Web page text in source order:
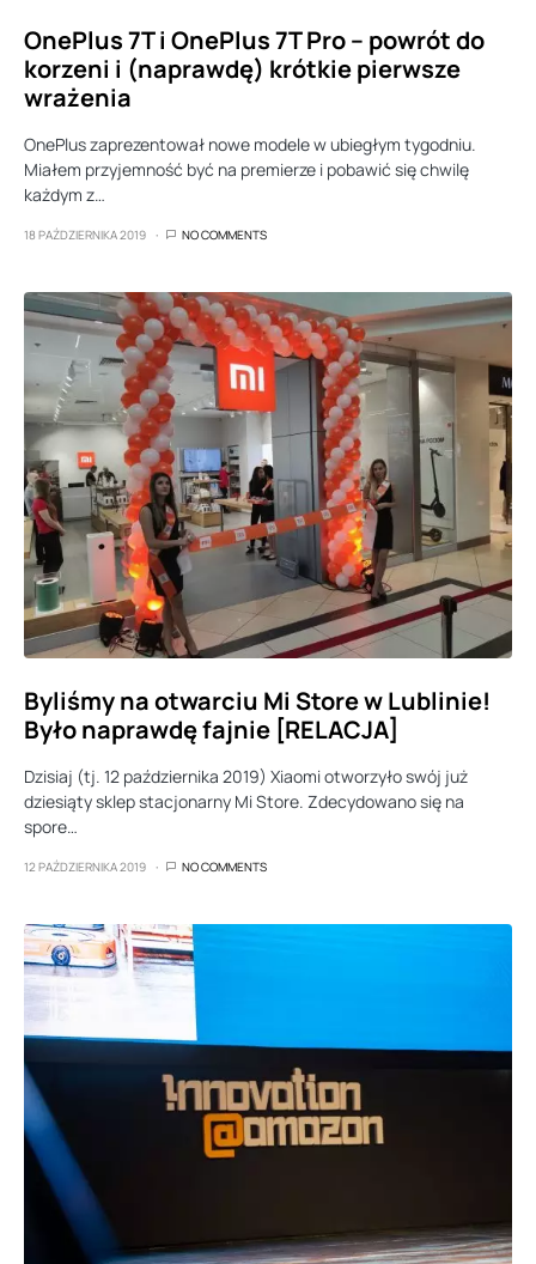
OnePlus 7T i OnePlus 7T Pro – powrót do
korzeni i (naprawdę) krótkie pierwsze
wrażenia
OnePlus zaprezentował nowe modele w ubiegłym tygodniu.
Miałem przyjemność być na premierze i pobawić się chwilę
każdym z…
18 PAŹDZIERNIKA 2019 NO COMMENTS
Byliśmy na otwarciu Mi Store w Lublinie!
Było naprawdę fajnie [RELACJA]
Dzisiaj (tj. 12 października 2019) Xiaomi otworzyło swój już
dziesiąty sklep stacjonarny Mi Store. Zdecydowano się na
spore…
12 PAŹDZIERNIKA 2019 NO COMMENTS